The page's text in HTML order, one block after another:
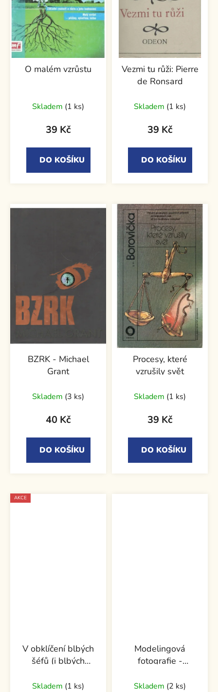
O malém vzrůstu
Skladem (1 ks)
39 Kč
DO KOŠÍKU
Vezmi tu růži: Pierre
de Ronsard
Skladem (1 ks)
39 Kč
DO KOŠÍKU
BZRK - Michael
Grant
Skladem (3 ks)
40 Kč
DO KOŠÍKU
Procesy, které
vzrušily svět
Skladem (1 ks)
39 Kč
DO KOŠÍKU
AKCE
V obklíčení blbých
šéfů (i blbých
Skladem (1 ks)
Modelingová
fotografie -
Skladem (2 ks)